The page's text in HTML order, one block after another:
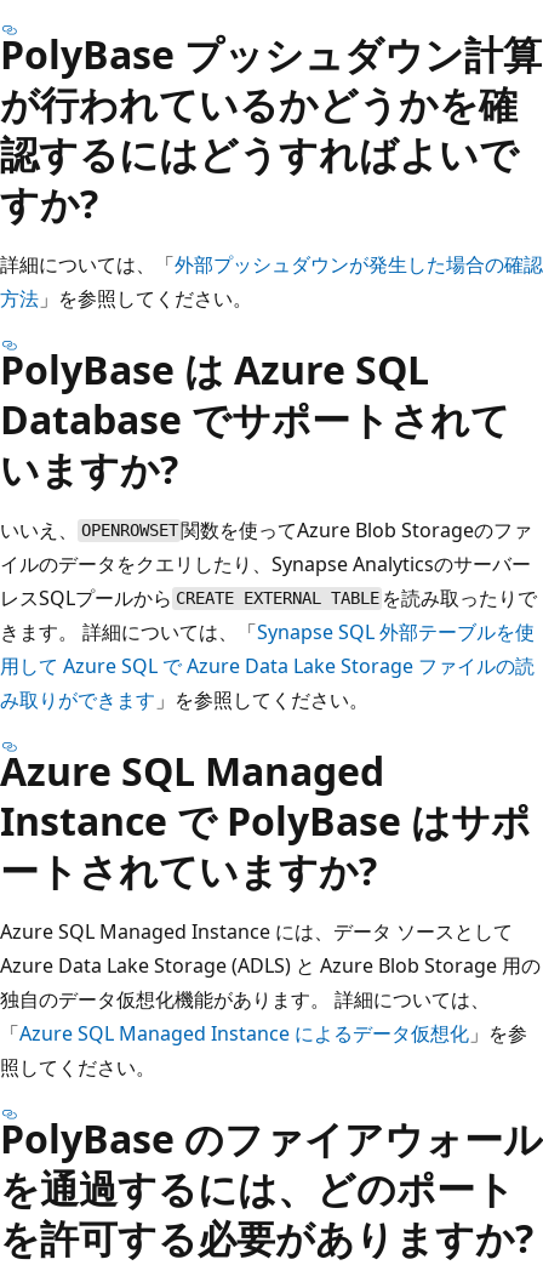
PolyBase プッシュダウン計算
が行われているかどうかを確
認するにはどうすればよいで
すか?
詳細については、「外部プッシュダウンが発生した場合の確認
方法 」を参照してください。
PolyBase は Azure SQL
Database でサポートされて
いますか?
いいえ、 OPENROWSET関数を使ってAzure Blob Storageのファ
イルのデータをクエリしたり、Synapse Analyticsのサーバー
レスSQLプールから CREATE EXTERNAL TABLE を読み取ったりで
きます。 詳細については、「Synapse SQL 外部テーブルを使
用して Azure SQL で Azure Data Lake Storage ファイルの読
み取りができます 」を参照してください。
Azure SQL Managed
Instance で PolyBase はサポ
ートされていますか?
Azure SQL Managed Instance には、データ ソースとして
Azure Data Lake Storage (ADLS) と Azure Blob Storage 用の
独自のデータ仮想化機能があります。 詳細については、
「Azure SQL Managed Instance によるデータ仮想化 」を参
照してください。
PolyBase のファイアウォール
を通過するには、どのポート
を許可する必要がありますか?